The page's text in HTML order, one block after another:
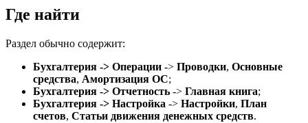
Где найти
Раздел обычно содержит:
Бухгалтерия -> Операции -> Проводки, Основные
средства, Амортизация ОС;
Бухгалтерия -> Отчетность -> Главная книга;
Бухгалтерия -> Настройка -> Настройки, План
счетов, Статьи движения денежных средств.